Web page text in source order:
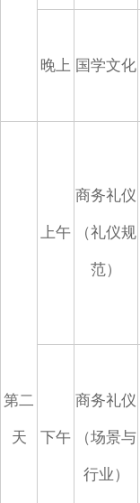
晚上 国学文化
第二
天
上午
商务礼仪
（礼仪规
范）
下午
商务礼仪
（场景与
行业）